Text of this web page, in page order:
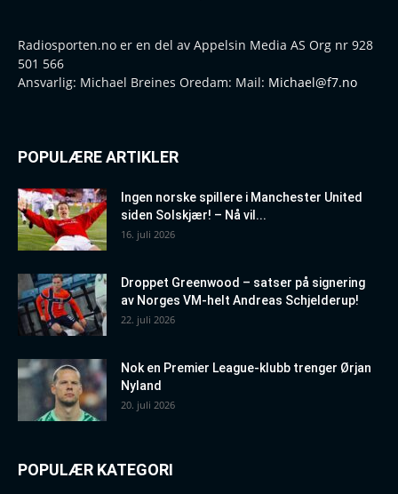
Radiosporten.no er en del av Appelsin Media AS Org nr 928
501 566
Ansvarlig: Michael Breines Oredam: Mail: Michael@f7.no
POPULÆRE ARTIKLER
Ingen norske spillere i Manchester United
siden Solskjær! – Nå vil...
16. juli 2026
Droppet Greenwood – satser på signering
av Norges VM-helt Andreas Schjelderup!
22. juli 2026
Nok en Premier League-klubb trenger Ørjan
Nyland
20. juli 2026
POPULÆR KATEGORI